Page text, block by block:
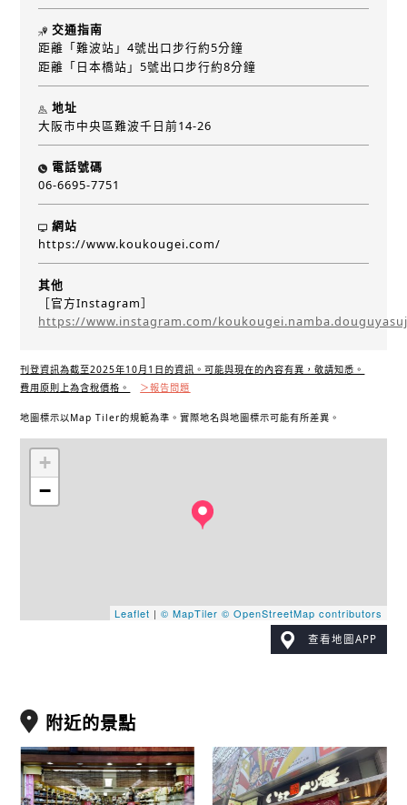
交通指南
距離「難波站」4號出口步行約5分鐘
距離「日本橋站」5號出口步行約8分鐘
地址
大阪市中央區難波千日前14-26
電話號碼
06-6695-7751
網站
https://www.koukougei.com/
其他
［官方Instagram］
https://www.instagram.com/
刊登資訊為截至2025年10月1日的資訊。可能與現在的內容有異，敬請知悉。
費用原則上為含稅價格。
＞報告問題
地圖標示以Map Tiler的規範為準。實際地名與地圖標示可能有所差異。
+
−
Leaflet | © MapTiler © OpenStreetMap contributors
查看地圖APP
附近的景點